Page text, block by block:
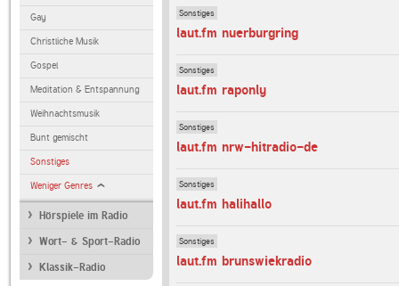
Gay
Christliche Musik
Gospel
Meditation & Entspannung
Weihnachtsmusik
Bunt gemischt
Sonstiges
Weniger Genres
Hörspiele im Radio
Wort- & Sport-Radio
Klassik-Radio
Sonstiges
laut.fm nuerburgring
Sonstiges
laut.fm raponly
Sonstiges
laut.fm nrw-hitradio-de
Sonstiges
laut.fm halihallo
Sonstiges
laut.fm brunswiekradio